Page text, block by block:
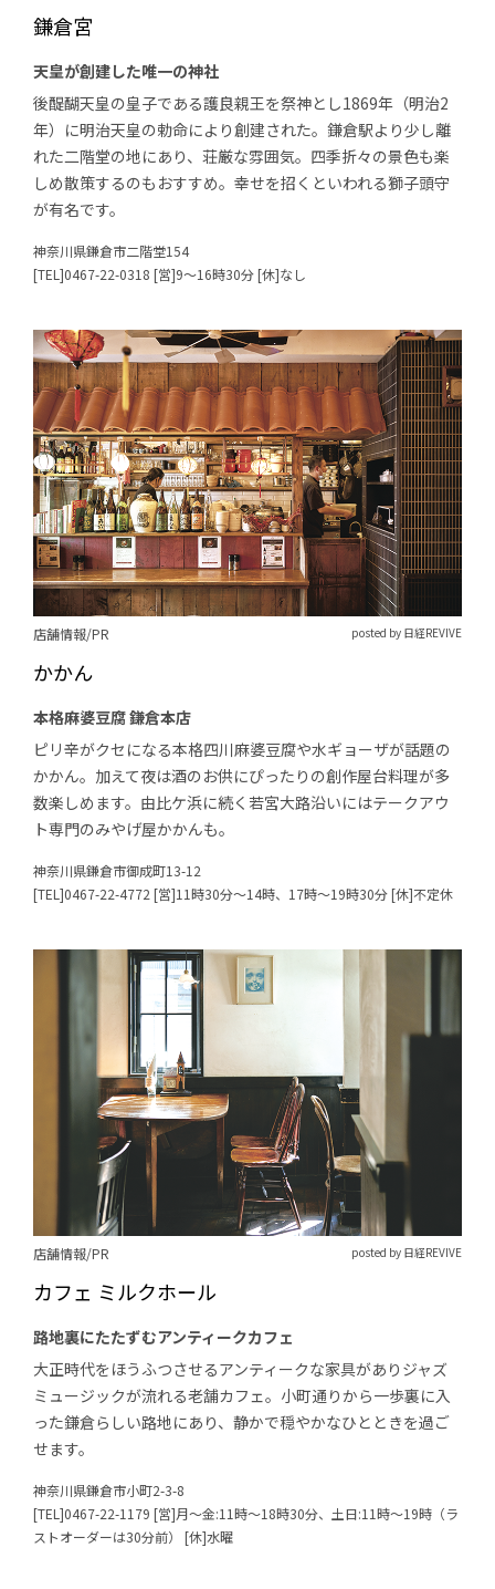
鎌倉宮
天皇が創建した唯一の神社
後醍醐天皇の皇子である護良親王を祭神とし1869年（明治2
年）に明治天皇の勅命により創建された。鎌倉駅より少し離
れた二階堂の地にあり、荘厳な雰囲気。四季折々の景色も楽
しめ散策するのもおすすめ。幸せを招くといわれる獅子頭守
が有名です。
神奈川県鎌倉市二階堂154
[TEL]0467-22-0318 [営]9～16時30分 [休]なし
店舗情報/PR posted by 日経REVIVE
かかん
本格麻婆豆腐 鎌倉本店
ピリ辛がクセになる本格四川麻婆豆腐や水ギョーザが話題の
かかん。加えて夜は酒のお供にぴったりの創作屋台料理が多
数楽しめます。由比ケ浜に続く若宮大路沿いにはテークアウ
ト専門のみやげ屋かかんも。
神奈川県鎌倉市御成町13-12
[TEL]0467-22-4772 [営]11時30分～14時、17時～19時30分 [休]不定休
店舗情報/PR posted by 日経REVIVE
カフェ ミルクホール
路地裏にたたずむアンティークカフェ
大正時代をほうふつさせるアンティークな家具がありジャズ
ミュージックが流れる老舗カフェ。小町通りから一歩裏に入
った鎌倉らしい路地にあり、静かで穏やかなひとときを過ご
せます。
神奈川県鎌倉市小町2-3-8
[TEL]0467-22-1179 [営]月～金:11時～18時30分、土日:11時～19時（ラ
ストオーダーは30分前） [休]水曜